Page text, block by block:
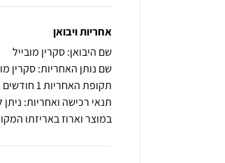
אחריות ויבואן
שם היבואן: סקרין מובייל
שם נותן האחריות: סקרין
תקופת האחריות 1 חודשים
במוצר וארוז באריזתו